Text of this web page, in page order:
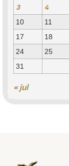
3 4
10
11
17
18
24
25
31
« jul